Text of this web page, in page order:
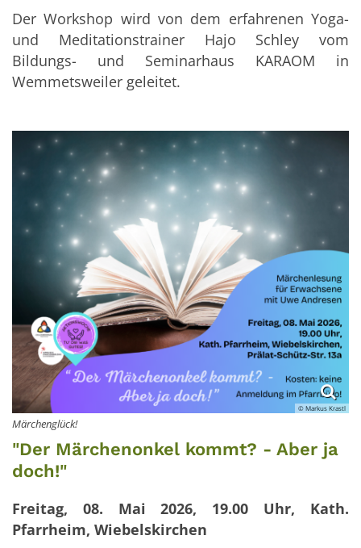
Der Workshop wird von dem erfahrenen Yoga-
und Meditationstrainer Hajo Schley vom
Bildungs- und Seminarhaus KARAOM in
Wemmetsweiler geleitet.
© Markus Krastl
Märchenglück!
"Der Märchenonkel kommt? - Aber ja
doch!"
Freitag, 08. Mai 2026, 19.00 Uhr, Kath.
Pfarrheim, Wiebelskirchen